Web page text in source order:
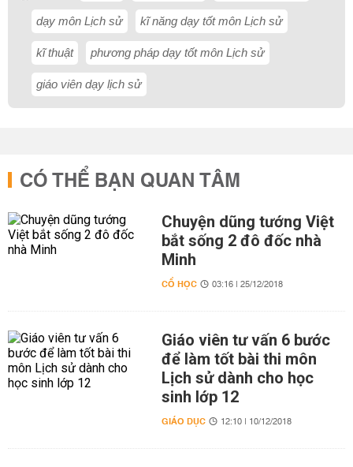
dạy môn Lịch sử kĩ năng dạy tốt môn Lịch sử
kĩ thuật phương pháp dạy tốt môn Lịch sử
giáo viên dạy lịch sử
CÓ THỂ BẠN QUAN TÂM
Chuyện dũng tướng Việt
bắt sống 2 đô đốc nhà
Minh
CỔ HỌC 03:16 | 25/12/2018
Giáo viên tư vấn 6 bước
để làm tốt bài thi môn
Lịch sử dành cho học
sinh lớp 12
GIÁO DỤC 12:10 | 10/12/2018